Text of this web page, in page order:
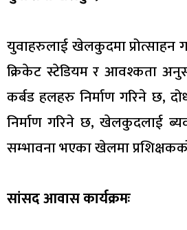
युवाहरुलाई खेलकुदमा प्रोत्साहन
क्रिकेट स्टेडियम र आवश्कता
कर्बड हलहरु निर्माण गरिने छ,
निर्माण गरिने छ, खेलकुदलाई
सम्भावना भएका खेलमा
सांसद आवास कार्यक्रमः